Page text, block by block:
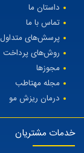
داستان ما
تماس با ما
پرسش‌های متداول
روش‌های پرداخت
مجوزها
مجله مهتاطب
درمان ریزش مو
خدمات مشتریان